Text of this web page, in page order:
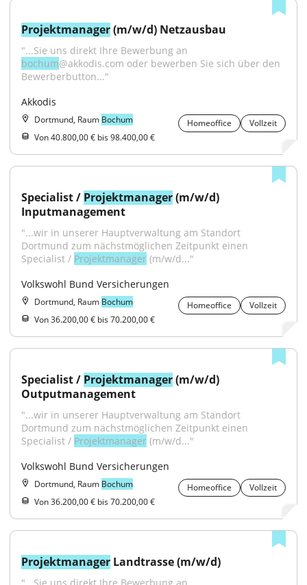
Projektmanager (m/w/d) Netzausbau
bochum@akkodis.com oder bewerben Sie sich über den
Bewerberbutton..."
Akkodis
Dortmund, Raum Bochum Homeoffice
Vollzeit
Von 40.800,00 € bis 98.400,00 €
Specialist / Projektmanager (m/w/d)
Inputmanagement
"...wir in unserer Hauptverwaltung am Standort
Dortmund zum nächstmöglichen Zeitpunkt einen
Specialist / Projektmanager (m/w/d..."
Volkswohl Bund Versicherungen
Dortmund, Raum Bochum Homeoffice
Vollzeit
Von 36.200,00 € bis 70.200,00 €
Specialist / Projektmanager (m/w/d)
Outputmanagement
"...wir in unserer Hauptverwaltung am Standort
Dortmund zum nächstmöglichen Zeitpunkt einen
Specialist / Projektmanager (m/w/d..."
Volkswohl Bund Versicherungen
Dortmund, Raum Bochum Homeoffice
Vollzeit
Von 36.200,00 € bis 70.200,00 €
Projektmanager Landtrasse (m/w/d)